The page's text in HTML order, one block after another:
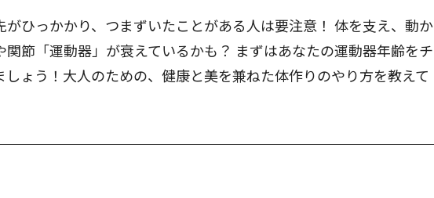
がひっかかり、つまずいたことがある人は要注意！ 体を支え、動か
関節「運動器」が衰えているかも？ まずはあなたの運動器年齢をチ
しょう！大人のための、健康と美を兼ねた体作りのやり方を教えて